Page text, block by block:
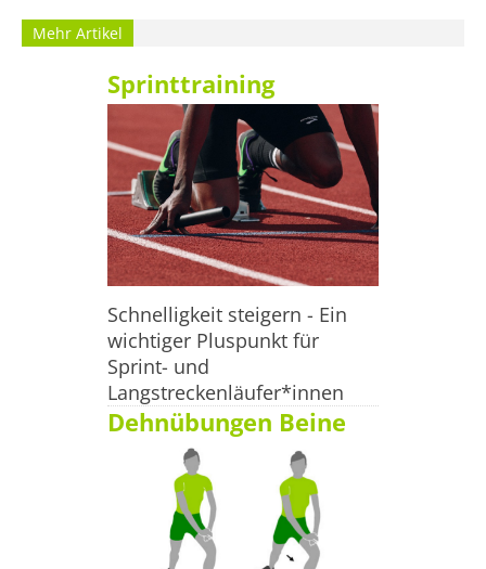
unterschiedliche Fischarten der Abdeckung
unterschiedlicher Bedürfnisse. Besonders jodhaltig und
daher empfehlenswert sind Speisefischarten wie
Schellfisch und Kabeljau, oder Meeresfrüchte wie
Garnelen. Während einer fettarmen Diät sollte man vor
allem zu fettarmen Fischen greifen. Auch hier ist der
Kabeljau angeraten, aber auch Alaska Seelachs und
Scholle haben
Mehr Artikel
Sprinttraining
Schnelligkeit steigern - Ein
wichtiger Pluspunkt für
Sprint- und
Langstreckenläufer*innen
Dehnübungen Beine